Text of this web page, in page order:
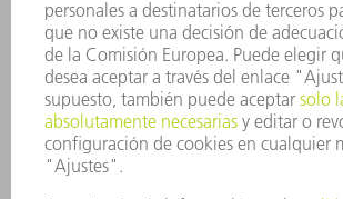
SEGURIDAD
COMUNICADOS DE PRENSA
REVISTAS
SOSTENIBILIDAD
MEDIO AMBIENTE Y CLIMA
SOCIEDAD Y EMPRESA
GESTIÓN EMPRESARIAL